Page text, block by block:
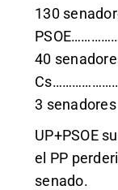
130
40
3 senadores
UP+PSOE
el PP
senado.